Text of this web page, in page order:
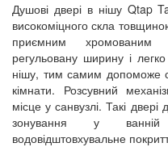
Душові двері в нішу Qtap
високоміцного скла
приємним хромованим
регульовану ширину і
нішу, тим самим допоможе
кімнати. Розсувний
місце у санвузлі. Такі
зонування у
водовідштовхувальне